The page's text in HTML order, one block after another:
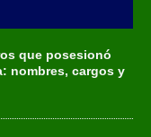
que posesionó
nombres, cargos y